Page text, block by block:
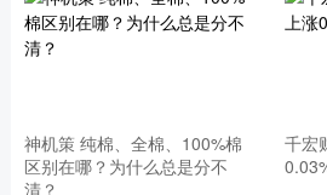
神机策 纯棉、全棉、100%棉
区别在哪？为什么总是分不
清？
千宏